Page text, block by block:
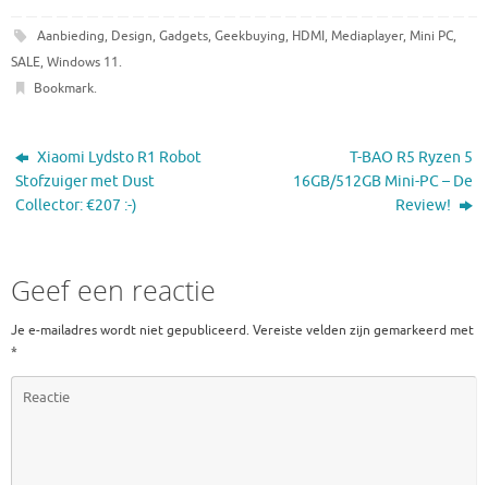
Aanbieding, Design, Gadgets, Geekbuying, HDMI, Mediaplayer, Mini PC,
SALE, Windows 11.
Bookmark.
Xiaomi Lydsto R1 Robot
Stofzuiger met Dust
Collector: €207 :-)
T-BAO R5 Ryzen 5
16GB/512GB Mini-PC – De
Review!
Geef een reactie
Je e-mailadres wordt niet gepubliceerd. Vereiste velden zijn gemarkeerd met
*